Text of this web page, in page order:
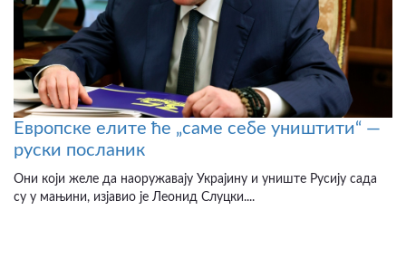
Европске елите ће „саме себе уништити“ —
руски посланик
Они који желе да наоружавају Украјину и униште Русију сада
су у мањини, изјавио је Леонид Слуцки....